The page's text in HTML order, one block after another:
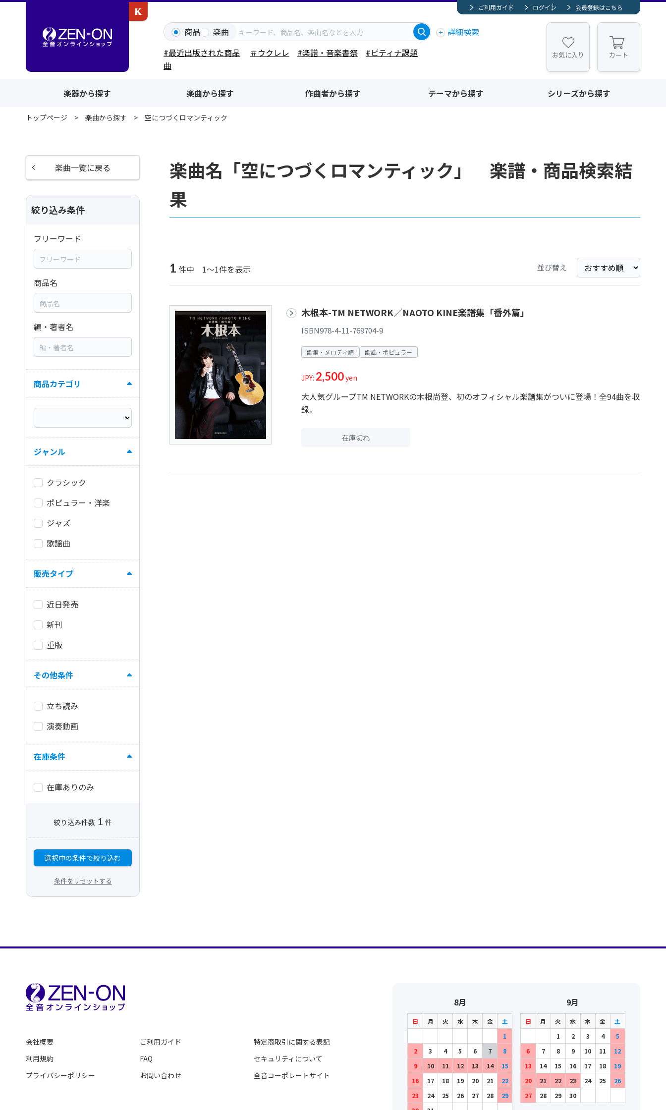
ご利用ガイド ログイン 会員登録はこちら
商品 楽曲
詳細検索
#最近出版された商品
＃ウクレレ #楽譜・音楽書祭
#ピティナ課題
曲
お気に入り カート
楽器から探す 楽曲から探す 作曲者から探す テーマから探す シリーズから探す
トップページ 楽曲から探す 空につづくロマンティック
楽曲名「空につづくロマンティック」 楽譜・商品検索結
果
1 件中 1～1件を表示 並び替え
木根本-TM NETWORK／NAOTO KINE楽譜集「番外篇」
ISBN978-4-11-769704-9
歌集・メロディ譜 歌謡・ポピュラー
JPY: 2,500yen
大人気グループTM NETWORKの木根尚登、初のオフィシャル楽譜集がついに登場！全94曲を収
録。
在庫切れ
楽曲一覧に戻る
絞り込み条件
フリーワード
商品名
編・著者名
商品カテゴリ
ジャンル
クラシック
ポピュラー・洋楽
ジャズ
歌謡曲
販売タイプ
近日発売
新刊
重版
その他条件
立ち読み
演奏動画
在庫条件
在庫ありのみ
絞り込み件数 1 件
選択中の条件で絞り込む
条件をリセットする
会社概要
利用規約
プライバシーポリシー
ご利用ガイド
FAQ
お問い合わせ
特定商取引に関する表記
セキュリティについて
全音コーポレートサイト
8月
日 月 火 水 木 金
土
1
2
3 4 5 6 7
8
9
10 11 12 13 14
15
16
17 18 19 20 21
22
23
24 25 26 27 28
29
9月
日 月 火 水 木 金
土
1
2 3 4
5
6
7 8 9 10 11
12
13
14 15 16 17 18
19
20
21 22 23 24 25
26
27
28 29 30